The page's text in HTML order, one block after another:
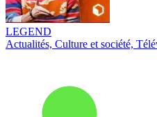
LEGEND
Actualités, Culture et société,